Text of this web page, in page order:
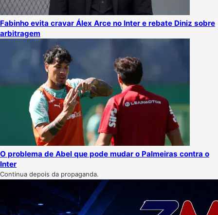
Fabinho evita cravar Álex Arce no Inter e rebate Diniz sobre
arbitragem
O problema de Abel que pode mudar o Palmeiras contra o
Inter
Continua depois da propaganda.